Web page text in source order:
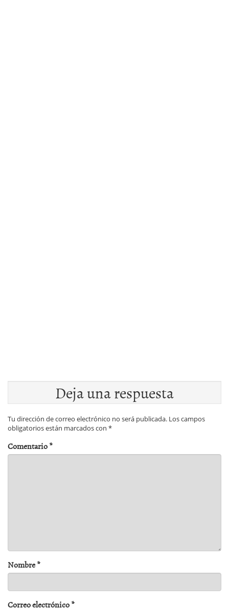
Deja una respuesta
Tu dirección de correo electrónico no será publicada. Los campos
obligatorios están marcados con *
Comentario*
Nombre*
Correo electrónico*